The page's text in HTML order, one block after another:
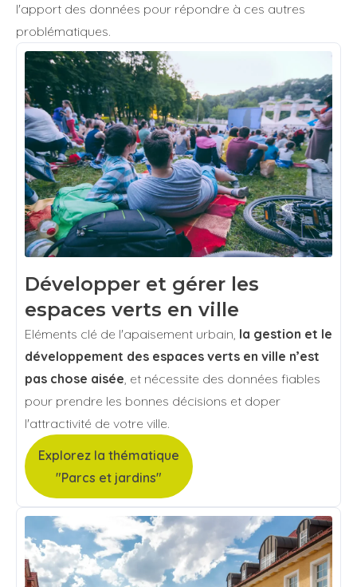
l'apport des données pour répondre à ces autres
problématiques.
Développer et gérer les
espaces verts en ville
Eléments clé de l'apaisement urbain, la gestion et le
développement des espaces verts en ville n’est
pas chose aisée , et nécessite des données fiables
pour prendre les bonnes décisions et doper
l'attractivité de votre ville.
Explorez la thématique
"Parcs et jardins"